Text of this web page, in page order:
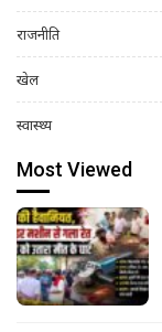
राजनीति
खेल
स्वास्थ्य
Most Viewed